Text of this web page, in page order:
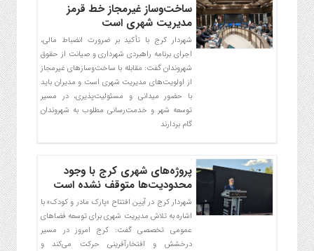
ساخت‌وساز غیرمجاز خط قرمز
مدیریت شهری است
شهردار کرج با تأکید بر ضرورت انضباط مالی،
اجرای برنامه راهبردی شهرداری و صیانت از حقوق
شهروندان گفت: مقابله با ساخت‌وسازهای غیرمجاز
از اولویت‌های مدیریت شهری است و مدیران باید
با حضور میدانی و مسئولیت‌پذیری، در مسیر
توسعه شهر و خدمت‌رسانی مطلوب به شهروندان
گام بردارند
پروژه‌های شهری کرج با وجود
محدودیت‌ها متوقف نشده است
شهردار کرج در آیین افتتاح «پارک مادر و کودک» با
اشاره به تلاش مدیریت شهری برای توسعه فضاهای
عمومی تخصصی گفت: کرج امروز در مسیر
درخشش و افتخارآفرینی حرکت می‌کند و